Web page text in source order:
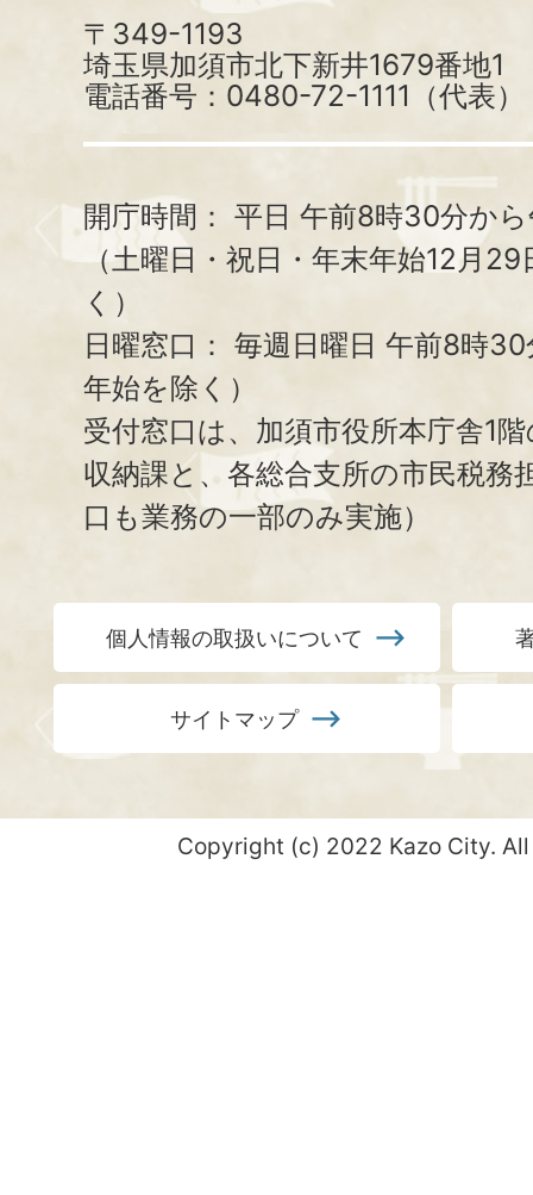
〒349-1193
埼玉県加須市北下新井1679番地1
電話番号：0480-72-1111（代表）
開庁時間： 平日 午前8時30分か
（土曜日・祝日・年末年始12月
く）
日曜窓口： 毎週日曜日 午前8時
年始を除く）
受付窓口は、加須市役所本庁舎1
収納課と、 各総合支所の市民税務
口も業務の一部のみ実施）
個人情報の取扱いについて
サイトマップ
Copyright (c) 2022 Kazo City.